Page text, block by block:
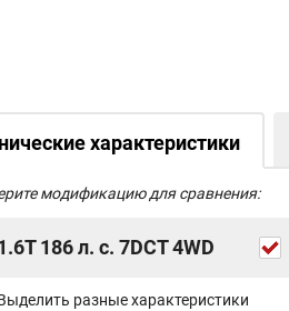
характеристики
модификацию для сравнения:
186 л. с. 7DCT 4WD
разные характеристики